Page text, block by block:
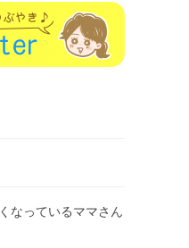
なっているママさん